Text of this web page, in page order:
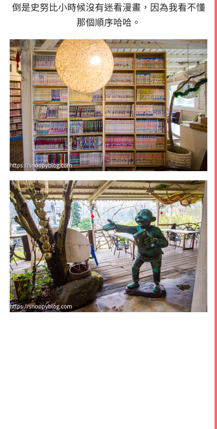
倒是史努比小時候沒有迷看漫畫，因為我看不懂
那個順序哈哈。